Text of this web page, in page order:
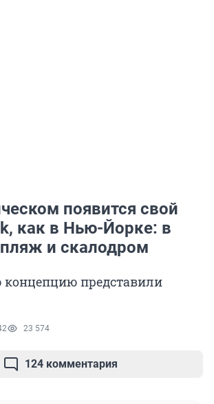
появится свой
как в Нью-Йорке: в
и скалодром
представили
23 574
124 комментария